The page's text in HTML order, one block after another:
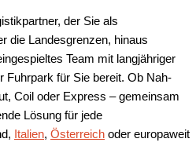
der Sie als
die Landesgrenzen, hinaus
Team mit langjähriger
Fuhrpark für Sie bereit. Ob Nah-
Coil oder Express – gemeinsam
Lösung für jede
Italien, Österreich oder europaweit